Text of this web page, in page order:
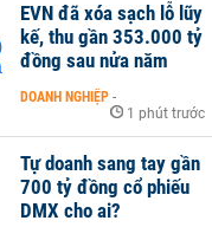
EVN đã xóa sạch lỗ lũy
kế, thu gần 353.000 tỷ
đồng sau nửa năm
DOANH NGHIỆP -
1 phút trước
Tự doanh sang tay gần
700 tỷ đồng cổ phiếu
DMX cho ai?